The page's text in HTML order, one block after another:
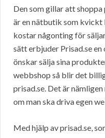
Den som gillar att
är en nätbutik som
kostar någonting för
sätt erbjuder Prisad.se
önskar sälja sina
webbshop så blir det
prisad.se. Det är
om man ska driva egen
Med hjälp av prisad.se,